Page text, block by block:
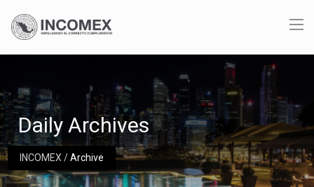
INCOMEX/Archive
Daily Archives